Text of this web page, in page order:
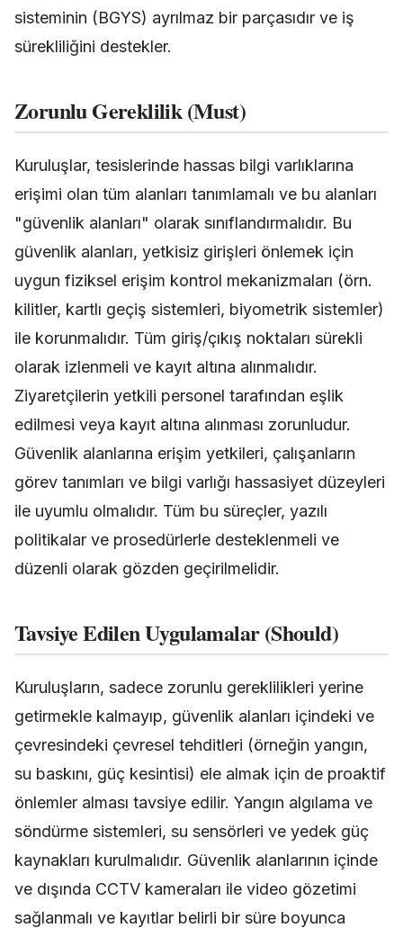
sisteminin (BGYS) ayrılmaz bir parçasıdır ve iş
sürekliliğini destekler.
Zorunlu Gereklilik (Must)
Kuruluşlar, tesislerinde hassas bilgi varlıklarına
erişimi olan tüm alanları tanımlamalı ve bu alanları
"güvenlik alanları" olarak sınıflandırmalıdır. Bu
güvenlik alanları, yetkisiz girişleri önlemek için
uygun fiziksel erişim kontrol mekanizmaları (örn.
kilitler, kartlı geçiş sistemleri, biyometrik sistemler)
ile korunmalıdır. Tüm giriş/çıkış noktaları sürekli
olarak izlenmeli ve kayıt altına alınmalıdır.
Ziyaretçilerin yetkili personel tarafından eşlik
edilmesi veya kayıt altına alınması zorunludur.
Güvenlik alanlarına erişim yetkileri, çalışanların
görev tanımları ve bilgi varlığı hassasiyet düzeyleri
ile uyumlu olmalıdır. Tüm bu süreçler, yazılı
politikalar ve prosedürlerle desteklenmeli ve
düzenli olarak gözden geçirilmelidir.
Tavsiye Edilen Uygulamalar (Should)
Kuruluşların, sadece zorunlu gereklilikleri yerine
getirmekle kalmayıp, güvenlik alanları içindeki ve
çevresindeki çevresel tehditleri (örneğin yangın,
su baskını, güç kesintisi) ele almak için de proaktif
önlemler alması tavsiye edilir. Yangın algılama ve
söndürme sistemleri, su sensörleri ve yedek güç
kaynakları kurulmalıdır. Güvenlik alanlarının içinde
ve dışında CCTV kameraları ile video gözetimi
sağlanmalı ve kayıtlar belirli bir süre boyunca